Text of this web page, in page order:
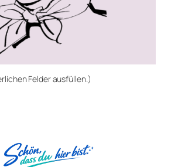
Felder ausfüllen.)